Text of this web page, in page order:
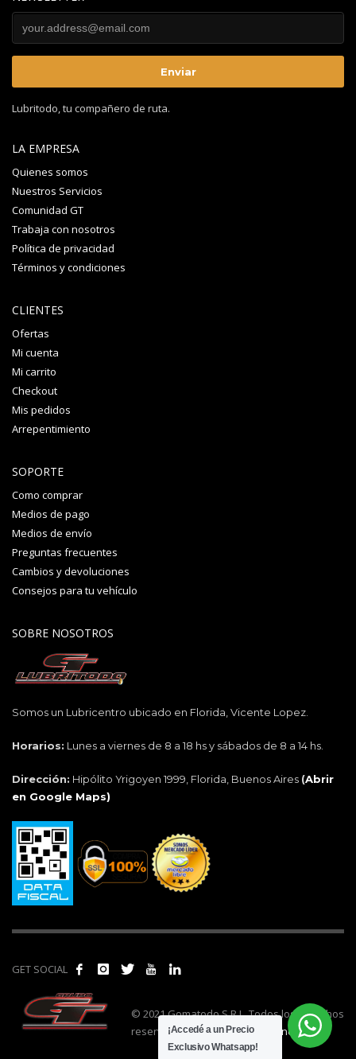
Lubritodo, tu compañero de ruta.
LA EMPRESA
Quienes somos
Nuestros Servicios
Comunidad GT
Trabaja con nosotros
Política de privacidad
Términos y condiciones
CLIENTES
Ofertas
Mi cuenta
Mi carrito
Checkout
Mis pedidos
Arrepentimiento
SOPORTE
Como comprar
Medios de pago
Medios de envío
Preguntas frecuentes
Cambios y devoluciones
Consejos para tu vehículo
SOBRE NOSOTROS
Somos un Lubricentro ubicado en Florida, Vicente Lopez.
Horarios: Lunes a viernes de 8 a 18 hs y sábados de 8 a 14 hs.
Dirección: Hipólito Yrigoyen 1999, Florida, Buenos Aires (Abrir
en Google Maps)
GET SOCIAL
© 2021 Gomatodo S.R.L. Todos los derechos
reservados. | Realizado por
cónclave.
¡Accedé a un Precio
Exclusivo Whatsapp!